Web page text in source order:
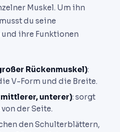
Muskel. Um ihn
du seine
ihre Funktionen
Rückenmuskel):
V-Form und die Breite.
mittlerer, unterer): sorgt
der Seite.
den Schulterblättern,